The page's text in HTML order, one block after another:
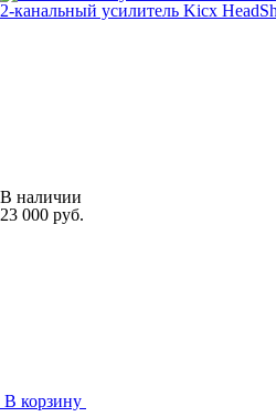
2-канальный усилитель Kicx
В наличии
23 000 руб.
В корзину